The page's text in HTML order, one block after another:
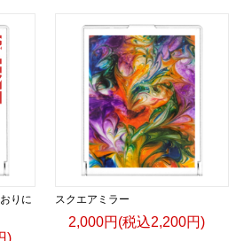
りに
)
スクエアミラー
2,000円(税込2,200円)